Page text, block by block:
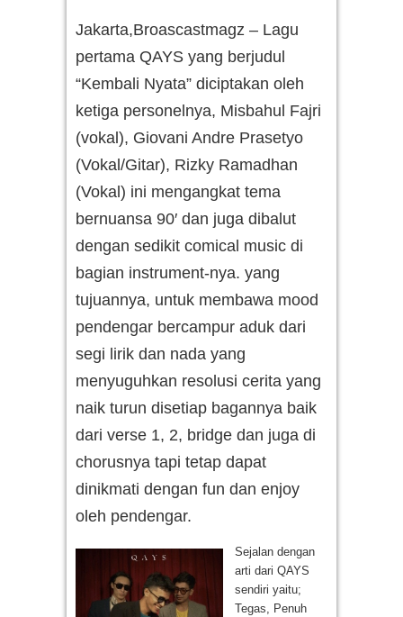
Jakarta,Broascastmagz – Lagu
pertama QAYS yang berjudul
“Kembali Nyata” diciptakan oleh
ketiga personelnya, Misbahul Fajri
(vokal), Giovani Andre Prasetyo
(Vokal/Gitar), Rizky Ramadhan
(Vokal) ini mengangkat tema
bernuansa 90′ dan juga dibalut
dengan sedikit comical music di
bagian instrument-nya. yang
tujuannya, untuk membawa mood
pendengar bercampur aduk dari
segi lirik dan nada yang
menyuguhkan resolusi cerita yang
naik turun disetiap bagannya baik
dari verse 1, 2, bridge dan juga di
chorusnya tapi tetap dapat
dinikmati dengan fun dan enjoy
oleh pendengar.
Sejalan dengan
arti dari QAYS
sendiri yaitu;
Tegas, Penuh